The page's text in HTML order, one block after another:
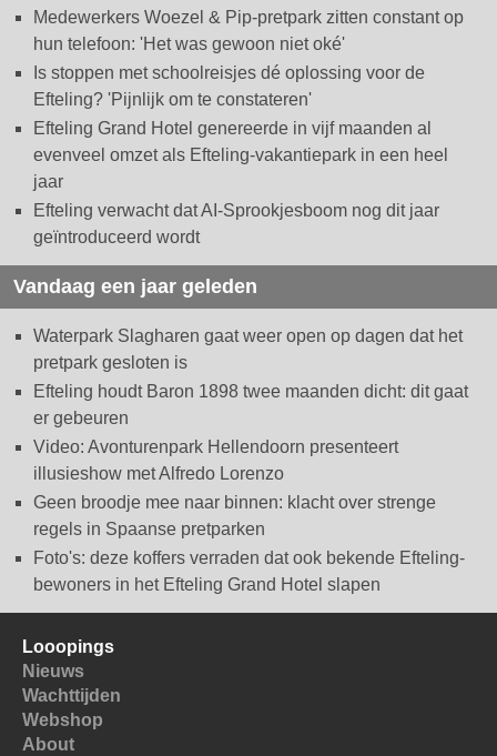
Medewerkers Woezel & Pip-pretpark zitten constant op
hun telefoon: 'Het was gewoon niet oké'
Is stoppen met schoolreisjes dé oplossing voor de
Efteling? 'Pijnlijk om te constateren'
Efteling Grand Hotel genereerde in vijf maanden al
evenveel omzet als Efteling-vakantiepark in een heel
jaar
Efteling verwacht dat AI-Sprookjesboom nog dit jaar
geïntroduceerd wordt
Vandaag een jaar geleden
Waterpark Slagharen gaat weer open op dagen dat het
pretpark gesloten is
Efteling houdt Baron 1898 twee maanden dicht: dit gaat
er gebeuren
Video: Avonturenpark Hellendoorn presenteert
illusieshow met Alfredo Lorenzo
Geen broodje mee naar binnen: klacht over strenge
regels in Spaanse pretparken
Foto's: deze koffers verraden dat ook bekende Efteling-
bewoners in het Efteling Grand Hotel slapen
Looopings
Nieuws
Wachttijden
Webshop
About